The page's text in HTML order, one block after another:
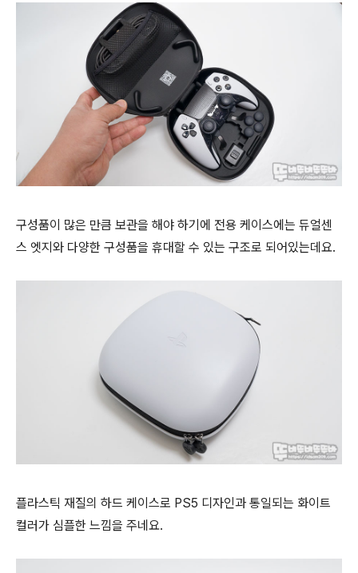
구성품이 많은 만큼 보관을 해야 하기에 전용 케이스에는 듀얼센
스 엣지와 다양한 구성품을 휴대할 수 있는 구조로 되어있는데요.
플라스틱 재질의 하드 케이스로 PS5 디자인과 통일되는 화이트
컬러가 심플한 느낌을 주네요.